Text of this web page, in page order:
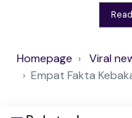
Homepage
Viral
Empat Fakta